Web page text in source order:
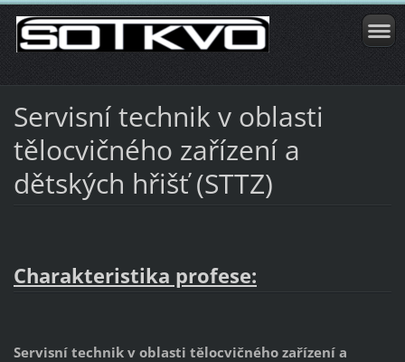
Servisní technik v oblasti
tělocvičného zařízení a
dětských hřišť (STTZ)
Charakteristika profese:
Servisní technik v oblasti tělocvičného zařízení a